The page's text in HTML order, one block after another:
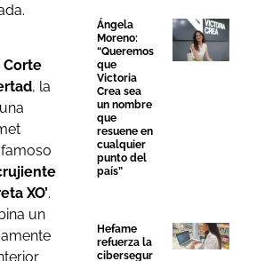
Corte
, la
XO’.
un
Ángela
Moreno:
“Queremos
que
Victoria
Crea sea
un nombre
que
resuene en
cualquier
punto del
país”
Hefame
refuerza la
cibersegur